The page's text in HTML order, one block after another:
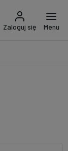
Zaloguj się Menu